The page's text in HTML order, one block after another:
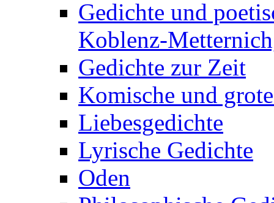
Gedichte und
Koblenz-
Gedichte zur Zeit
Komische und
Liebesgedichte
Lyrische Gedichte
Oden